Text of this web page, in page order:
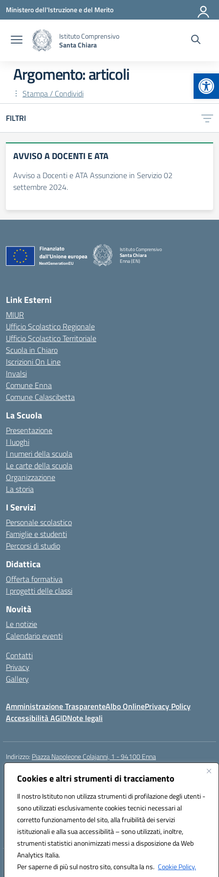
Cookies e altri strumenti di tracciamento
Il nostro Istituto non utilizza strumenti di profilazione degli utenti -
sono utilizzati esclusivamente cookies tecnici necessari al
corretto funzionamento del sito, alla fruibilità dei servizi
istituzionali e alla sua accessibilità – sono utilizzati, inoltre,
strumenti statistici anonimizzati messi a disposizione da Web
Analytics Italia.
Per saperne di più sul nostro sito, consulta la ns. Cookie Policy.
Vai ai contenuti
Vai al menu di navigazione
Vai al footer
Ministero dell'Istruzione e del Merito
Istituto Comprensivo
Santa Chiara
Argomento: articoli
Stampa / Condividi
FILTRI
AVVISO A DOCENTI E ATA
Avviso a Docenti e ATA Assunzione in Servizio 02
settembre 2024.
Istituto Comprensivo
Santa Chiara
Enna (EN)
Link Esterni
MIUR
Ufficio Scolastico Regionale
Ufficio Scolastico Territoriale
Scuola in Chiaro
Iscrizioni On Line
Invalsi
Comune Enna
Comune Calascibetta
La Scuola
Presentazione
I luoghi
I numeri della scuola
Le carte della scuola
Organizzazione
La storia
I Servizi
Personale scolastico
Famiglie e studenti
Percorsi di studio
Didattica
Offerta formativa
I progetti delle classi
Novità
Le notizie
Calendario eventi
Contatti
Privacy
Gallery
Amministrazione TrasparenteAlbo OnlinePrivacy Policy
Accessibilità AGIDNote legali
Indirizzo: Piazza Napoleone Colajanni, 1 - 94100 Enna
Centralino:
Posta elettronica certificata (PEC):enic81500a@pec.istruzione.it
Codice fiscale: 91049500860
Codice meccanografico:enic81500a
Codice Indice delle Pubbliche Amministrazioni (IPA): istsc_enic81500a
Codice unico di fatturazione (CUF): UFIB1Z
Hosting & Powered by 3D Solution S.r.l.
Concept & Design by Designers Italia